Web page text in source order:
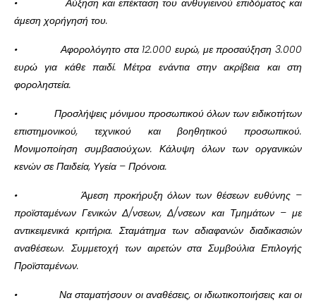
• Αύξηση και επέκταση του ανθυγιεινού επιδόματος και
άμεση χορήγησή του.
• Αφορολόγητο στα 12.000 ευρώ, με προσαύξηση 3.000
ευρώ για κάθε παιδί. Μέτρα ενάντια στην ακρίβεια και στη
φοροληστεία.
• Προσλήψεις μόνιμου προσωπικού όλων των ειδικοτήτων
επιστημονικού, τεχνικού και βοηθητικού προσωπικού.
Μονιμοποίηση συμβασιούχων. Κάλυψη όλων των οργανικών
κενών σε Παιδεία, Υγεία – Πρόνοια.
• Άμεση προκήρυξη όλων των θέσεων ευθύνης –
προϊσταμένων Γενικών Δ/νσεων, Δ/νσεων και Τμημάτων – με
αντικειμενικά κριτήρια. Σταμάτημα των αδιαφανών διαδικασιών
αναθέσεων. Συμμετοχή των αιρετών στα Συμβούλια Επιλογής
Προϊσταμένων.
• Να σταματήσουν οι αναθέσεις, οι ιδιωτικοποιήσεις και οι